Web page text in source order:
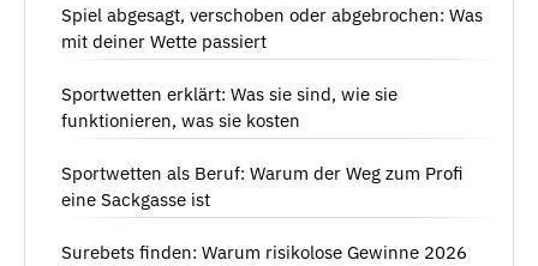
Spiel abgesagt, verschoben oder abgebrochen: Was
mit deiner Wette passiert
Sportwetten erklärt: Was sie sind, wie sie
funktionieren, was sie kosten
Sportwetten als Beruf: Warum der Weg zum Profi
eine Sackgasse ist
Surebets finden: Warum risikolose Gewinne 2026